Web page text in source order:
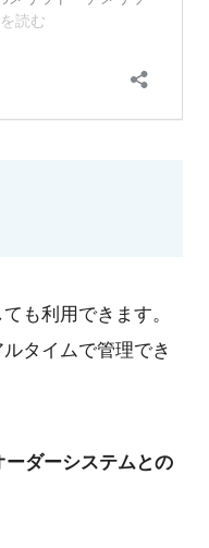
も利用できます。
タイムで管理でき
ーダーシステムとの